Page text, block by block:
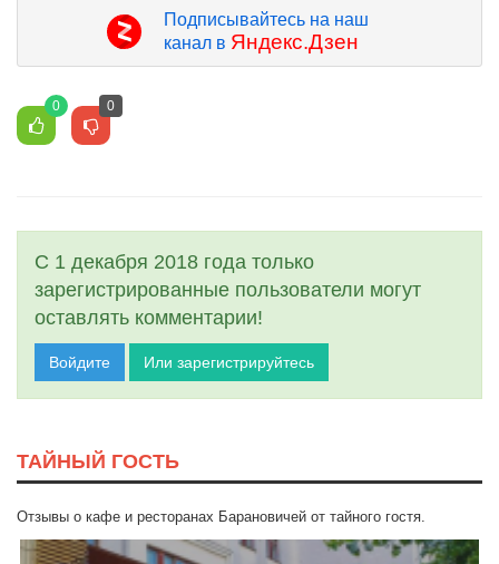
Подписывайтесь на наш
канал в Яндекс.Дзен
0 0
С 1 декабря 2018 года только
зарегистрированные пользователи могут
оставлять комментарии!
Войдите Или зарегистрируйтесь
ТАЙНЫЙ ГОСТЬ
Отзывы о кафе и ресторанах Барановичей от тайного гостя.